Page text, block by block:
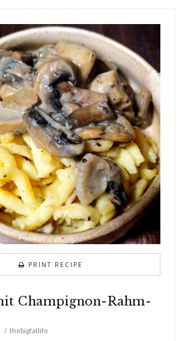
PRINT RECIPE
Champignon-Rahm-
thebigfatlife